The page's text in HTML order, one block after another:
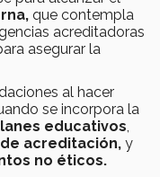
que contempla
acreditadoras
asegurar la
al hacer
se incorpora la
educativos,
acreditación, y
no éticos.